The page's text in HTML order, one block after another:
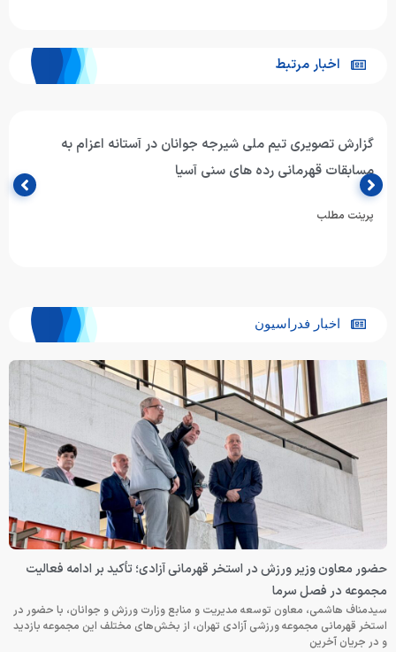
اخبار مرتبط
گزارش تصویری تیم ملی شیرجه جوانان در آستانه اعزام به
مسابقات قهرمانی رده های سنی آسیا
پرینت مطلب
اخبار فدراسیون
حضور معاون وزیر ورزش در استخر قهرمانی آزادی؛ تأکید بر ادامه فعالیت
مجموعه در فصل سرما
سیدمناف هاشمی، معاون توسعه مدیریت و منابع وزارت ورزش و جوانان، با حضور در
استخر قهرمانی مجموعه ورزشی آزادی تهران، از بخش‌های مختلف این مجموعه بازدید
و در جریان آخرین